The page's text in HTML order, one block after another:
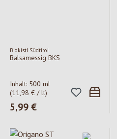
Biokistl Südtirol
Balsamessig BKS
Inhalt: 500 ml
(11,98 € / lt)
Regulärer Preis:
5,99 €